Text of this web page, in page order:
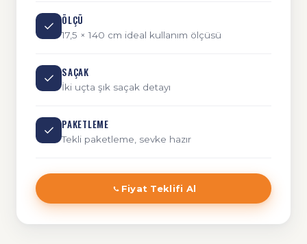
ÖLÇÜ
17,5 × 140 cm ideal kullanım ölçüsü
SAÇAK
İki uçta şık saçak detayı
PAKETLEME
Tekli paketleme, sevke hazır
Fiyat Teklifi Al